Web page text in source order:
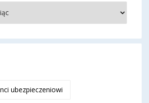
ubezpieczeniowi